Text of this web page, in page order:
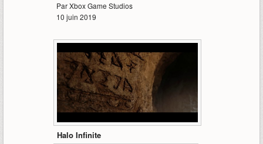
Par Xbox Game Studios
10 juin 2019
Halo Infinite